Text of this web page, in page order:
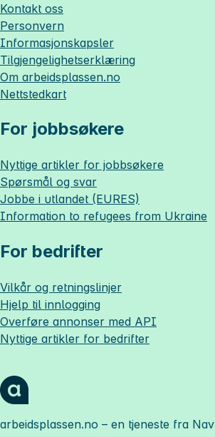
Kontakt oss
Personvern
Informasjonskapsler
Tilgjengelighetserklæring
Om arbeidsplassen.no
Nettstedkart
For jobbsøkere
Nyttige artikler for jobbsøkere
Spørsmål og svar
Jobbe i utlandet (EURES)
Information to refugees from Ukraine
For bedrifter
Vilkår og retningslinjer
Hjelp til innlogging
Overføre annonser med API
Nyttige artikler for bedrifter
arbeidsplassen.no – en tjeneste fra Nav